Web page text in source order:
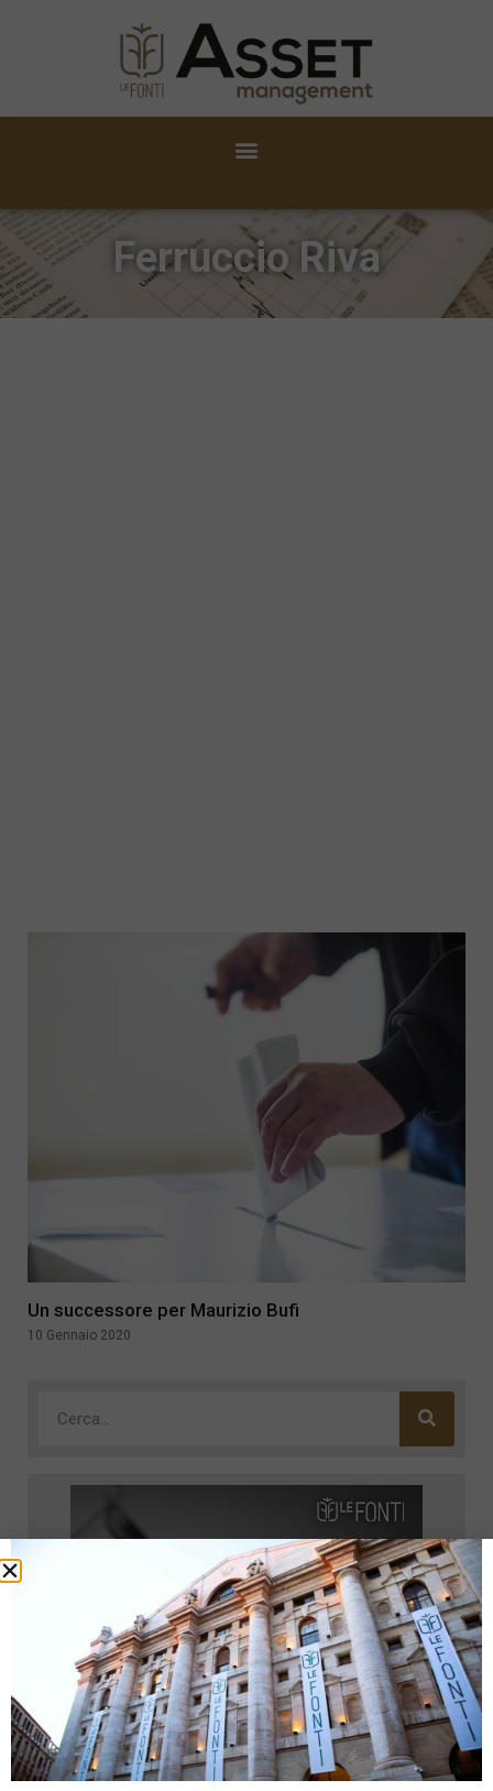
Ferruccio Riva
Un successore per Maurizio Bufi
10 Gennaio 2020